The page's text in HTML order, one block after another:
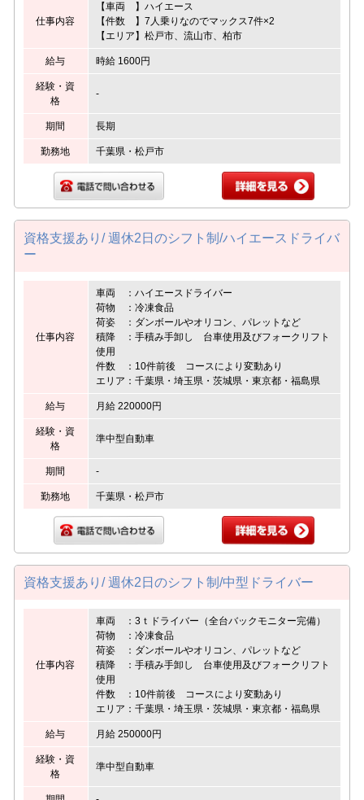
仕事内容
【車両 】ハイエース
【件数 】7人乗りなのでマックス7件×2
【エリア】松戸市、流山市、柏市
給与 時給 1600円
経験・資
格
-
期間 長期
勤務地 千葉県・松戸市
資格支援あり/ 週休2日のシフト制/ハイエースドライバ
ー
仕事内容
車両 ：ハイエースドライバー
荷物 ：冷凍食品
荷姿 ：ダンボールやオリコン、パレットなど
積降 ：手積み手卸し 台車使用及びフォークリフト
使用
件数 ：10件前後 コースにより変動あり
エリア：千葉県・埼玉県・茨城県・東京都・福島県
給与 月給 220000円
経験・資
格
準中型自動車
期間 -
勤務地 千葉県・松戸市
資格支援あり/ 週休2日のシフト制/中型ドライバー
仕事内容
車両 ：3ｔドライバー（全台バックモニター完備）
荷物 ：冷凍食品
荷姿 ：ダンボールやオリコン、パレットなど
積降 ：手積み手卸し 台車使用及びフォークリフト
使用
件数 ：10件前後 コースにより変動あり
エリア：千葉県・埼玉県・茨城県・東京都・福島県
給与 月給 250000円
経験・資
格
準中型自動車